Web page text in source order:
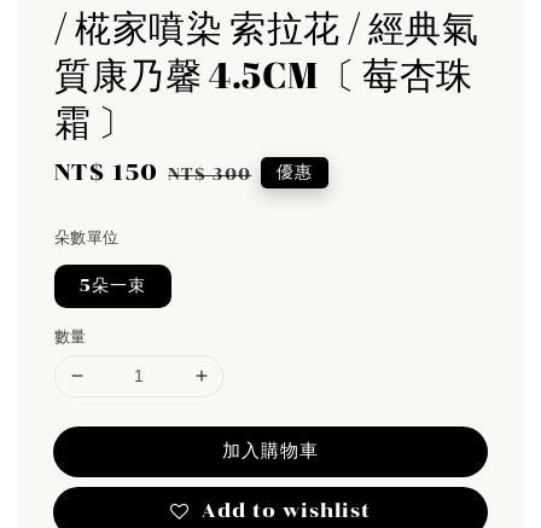
/ 椛家噴染 索拉花 / 經典氣
質康乃馨 4.5CM〔 莓杏珠
霜 〕
Sale
NT$ 150 Regular
NT$ 300 優惠
朵數單位
5朵一束
數量
加入購物車
Add to wishlist